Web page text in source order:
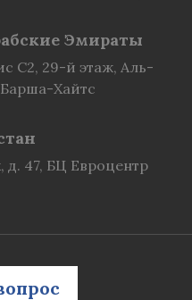
Эмираты
C2, 29-й этаж, Аль-
Хайтс
д. 47, БЦ Евроцентр